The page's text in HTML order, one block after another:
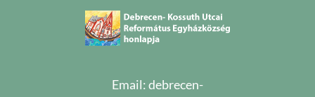
Email:debrecen-